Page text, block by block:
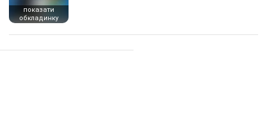
показати
обкладинку